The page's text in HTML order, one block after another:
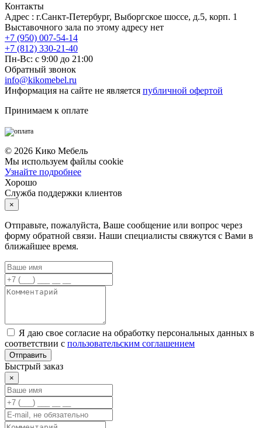
Контакты
Адрес : г.Санкт-Петербург, Выборгское шоссе, д.5, корп. 1
Выставочного зала по этому адресу нет
+7 (950) 007-54-14
+7 (812) 330-21-40
Пн-Вс: с 9:00 до 21:00
Обратный звонок
info@kikomebel.ru
Информация на сайте не является публичной офертой
Принимаем к оплате
© 2026 Кико Мебель
Мы используем файлы cookie
Узнайте подробнее
Хорошо
Служба поддержки клиентов
×
Отправьте, пожалуйста, Ваше сообщение или вопрос через
форму обратной связи. Наши специалисты свяжутся с Вами в
ближайшее время.
Я даю свое согласие на обработку персональных данных в
соответствии с пользовательским соглашением
Отправить
Быстрый заказ
×